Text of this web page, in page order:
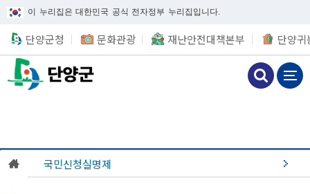
이 누리집은 대한민국 공식 전자정부 누리집입니다.
단양군청 문화관광 재난안전대책본부 단양귀
국민신청실명제